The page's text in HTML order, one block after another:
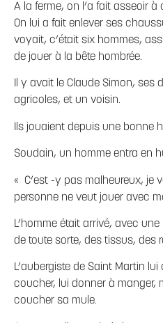
A la ferme, on l’a fait asseoir
On lui a fait enlever ses
voyait, c’était six hommes,
de jouer à la bête hombrée.
Il y avait le Claude Simon, ses
agricoles, et un voisin.
Ils jouaient depuis une bonne
Soudain, un homme entra en
« C’est -y pas malheureux, je
personne ne veut jouer avec
L’homme était arrivé, avec
de toute sorte, des tissus, des
L’aubergiste de Saint Martin
coucher, lui donner à manger,
coucher sa mule.